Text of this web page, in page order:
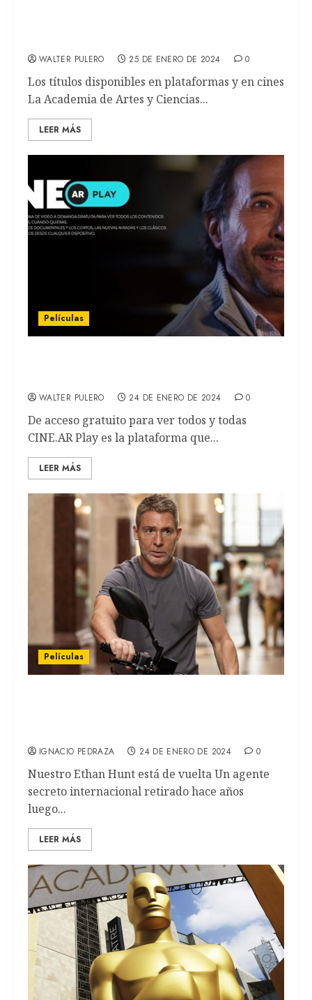
WALTER PULERO 25 DE ENERO DE 2024 0
Los títulos disponibles en plataformas y en cines
La Academia de Artes y Ciencias...
LEER MÁS
Películas
WALTER PULERO 24 DE ENERO DE 2024 0
De acceso gratuito para ver todos y todas
CINE.AR Play es la plataforma que...
LEER MÁS
Películas
IGNACIO PEDRAZA 24 DE ENERO DE 2024 0
Nuestro Ethan Hunt está de vuelta Un agente
secreto internacional retirado hace años
luego...
LEER MÁS